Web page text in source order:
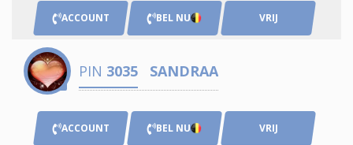
ACCOUNT BEL NU VRIJ
PIN 3035 SANDRAA
ACCOUNT BEL NU VRIJ